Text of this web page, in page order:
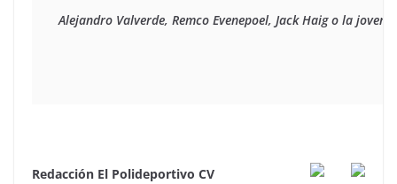
Alejandro Valverde, Remco Evenepoel, Jack Haig o la
Redacción El Polideportivo CV